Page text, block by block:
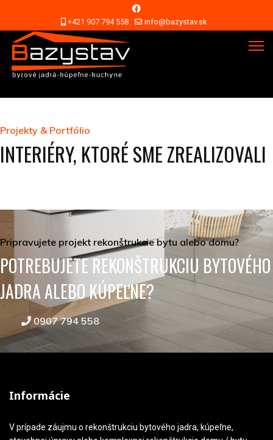
+421 907 794 558 info@bazystav.sk
Projekty & Portfólio
INTERIÉRY, KTORÉ SME ZREALIZOVALI
Pripravujete projekt rekonštrukcie bytu alebo domu?
POTREBUJETE REKONŠTRUKCIU BYTOVÉHO
JADRA ALEBO KÚPEĽNE?
0907 794 558
Informácie
V prípade záujmu o rekonštrukciu bytového jadra, kúpeľne,